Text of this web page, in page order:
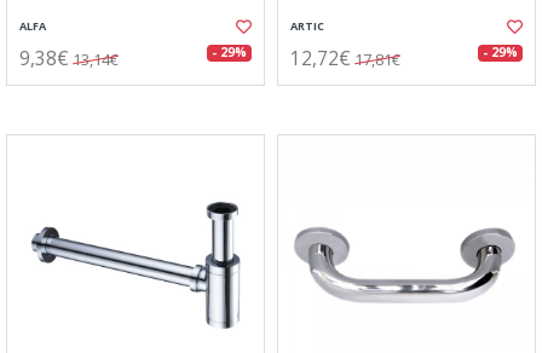
ALFA
9,38€ 13,14€ - 29%
ARTIC
12,72€ 17,81€ - 29%